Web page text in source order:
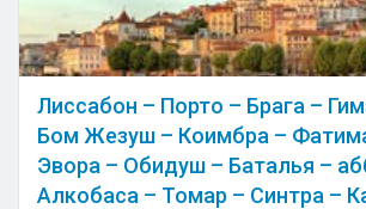
Лиссабон – Порто – Брага –
Бом Жезуш – Коимбра –
Эвора – Обидуш – Баталья –
Алкобаса – Томар – Синтра –